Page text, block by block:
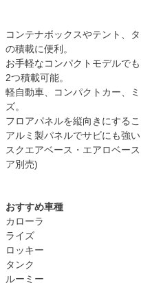
コンテナボックスやテント、
の積載に便利。
お手軽なコンパクトモデルで
2つ積載可能。
軽自動車、コンパクトカー、
ズ。
フロアパネルを縦向きにする
アルミ製パネルでサビにも強い
スクエアベース・エアロベー
ア別売)
おすすめ車種
カローラ
ライズ
ロッキー
タンク
ルーミー